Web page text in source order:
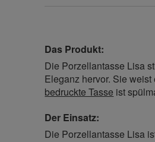
Das Produkt:
Die Porzellantasse Lisa
Eleganz hervor. Sie
bedruckte Tasse ist
Der Einsatz:
Die Porzellantasse Lisa